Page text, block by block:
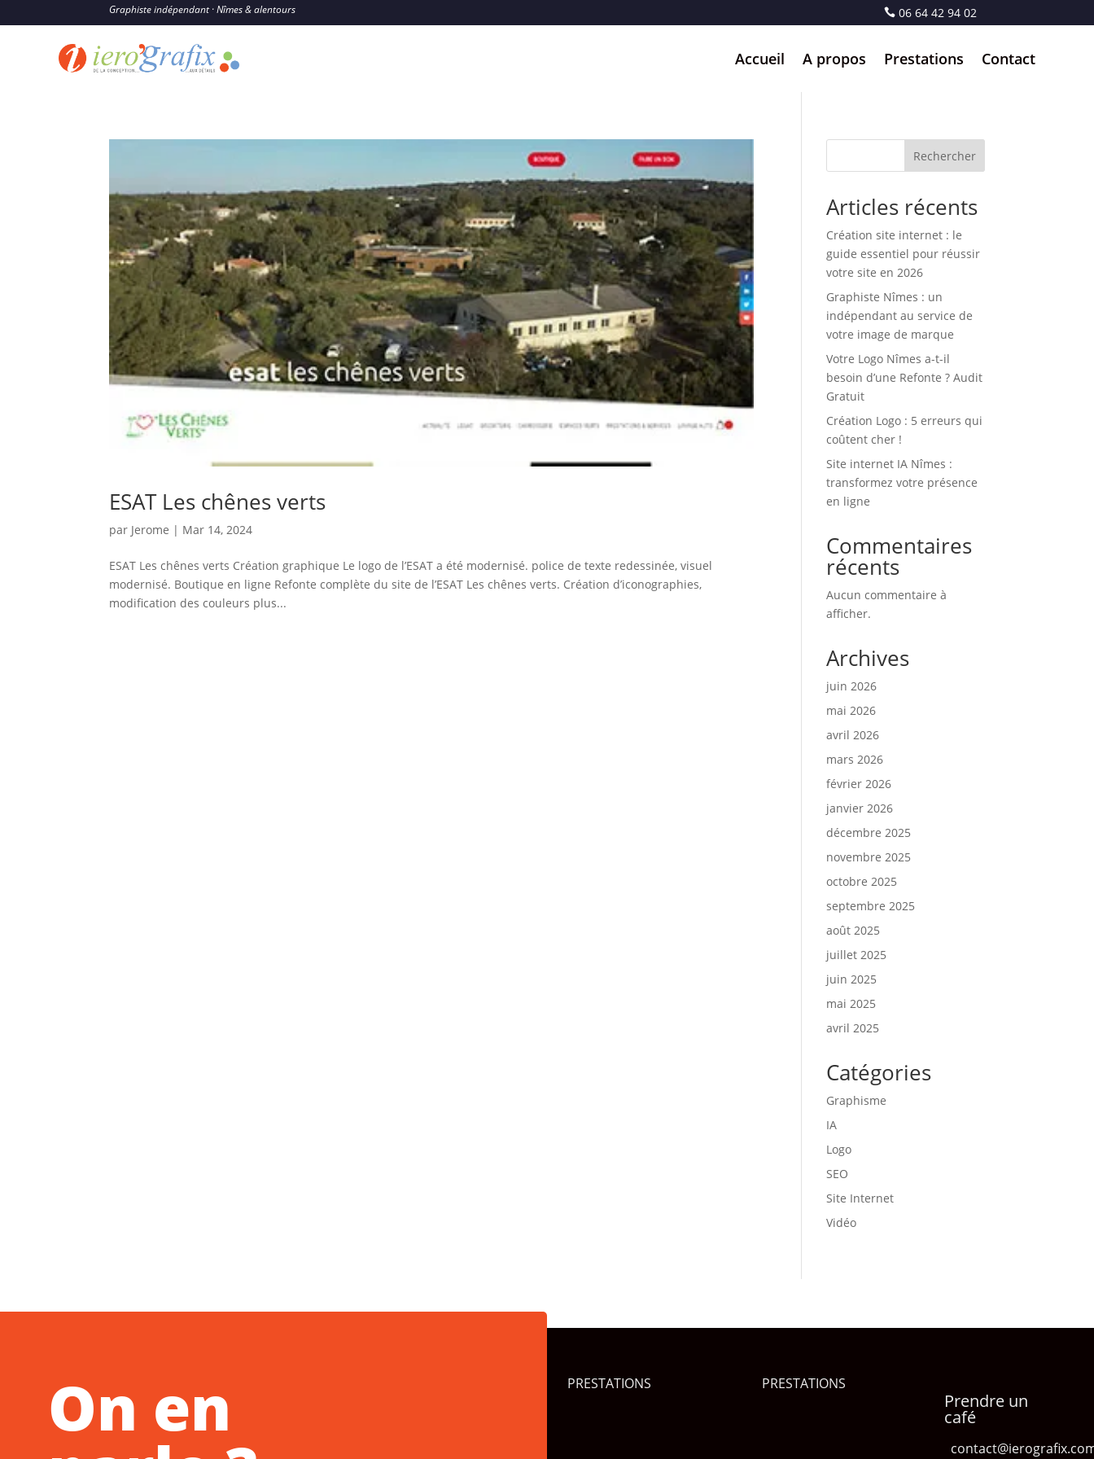
Graphiste indépendant · Nîmes & alentours 06 64 42 94 02
Accueil A propos Prestations Contact
ESAT Les chênes verts
par Jerome | Mar 14, 2024
ESAT Les chênes verts Création graphique Le logo de l’ESAT a été modernisé. police de texte redessinée, visuel
modernisé. Boutique en ligne Refonte complète du site de l’ESAT Les chênes verts. Création d’iconographies,
modification des couleurs plus...
Rechercher
Articles récents
Création site internet : le
guide essentiel pour réussir
votre site en 2026
Graphiste Nîmes : un
indépendant au service de
votre image de marque
Votre Logo Nîmes a-t-il
besoin d’une Refonte ? Audit
Gratuit
Création Logo : 5 erreurs qui
coûtent cher !
Site internet IA Nîmes :
transformez votre présence
en ligne
Commentaires
récents
Aucun commentaire à
afficher.
Archives
juin 2026
mai 2026
avril 2026
mars 2026
février 2026
janvier 2026
décembre 2025
novembre 2025
octobre 2025
septembre 2025
août 2025
juillet 2025
juin 2025
mai 2025
avril 2025
Catégories
Graphisme
IA
Logo
SEO
Site Internet
Vidéo
On en PRESTATIONS PRESTATIONS
Prendre un
café